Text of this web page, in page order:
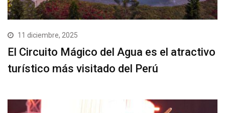
11 diciembre, 2025
El Circuito Mágico del Agua es el atractivo
turístico más visitado del Perú